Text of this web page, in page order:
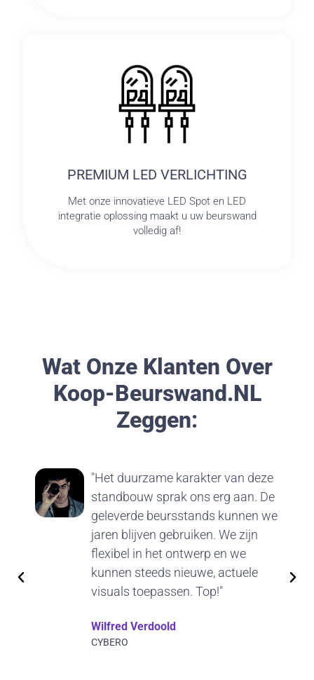
PREMIUM LED VERLICHTING
Met onze innovatieve LED Spot en LED
integratie oplossing maakt u uw beurswand
volledig af!
Wat Onze Klanten Over
Koop-Beurswand.nL
Zeggen:
"Het duurzame karakter van deze
standbouw sprak ons erg aan. De
geleverde beursstands kunnen we
jaren blijven gebruiken. We zijn
flexibel in het ontwerp en we
kunnen steeds nieuwe, actuele
visuals toepassen. Top!"
Wilfred Verdoold
CYBERO